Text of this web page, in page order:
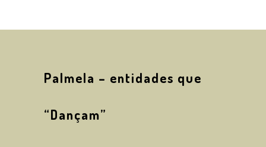
Palmela – entidades que
“Dançam”